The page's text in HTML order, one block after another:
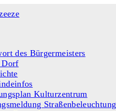
des Bürgermeisters
Dorf
Kulturzentrum
Straßenbeleuchtung